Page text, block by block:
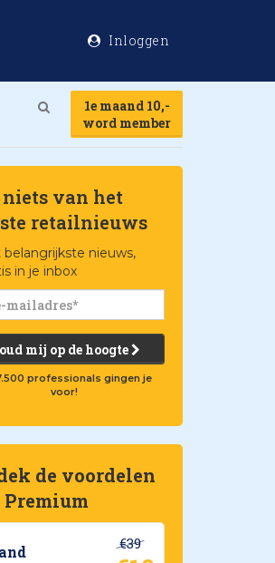
Inloggen
1e maand 10,-
word member
van het
retailnieuws
belangrijkste nieuws,
in je inbox
mij op de hoogte
professionals gingen je
voor!
de voordelen
€39